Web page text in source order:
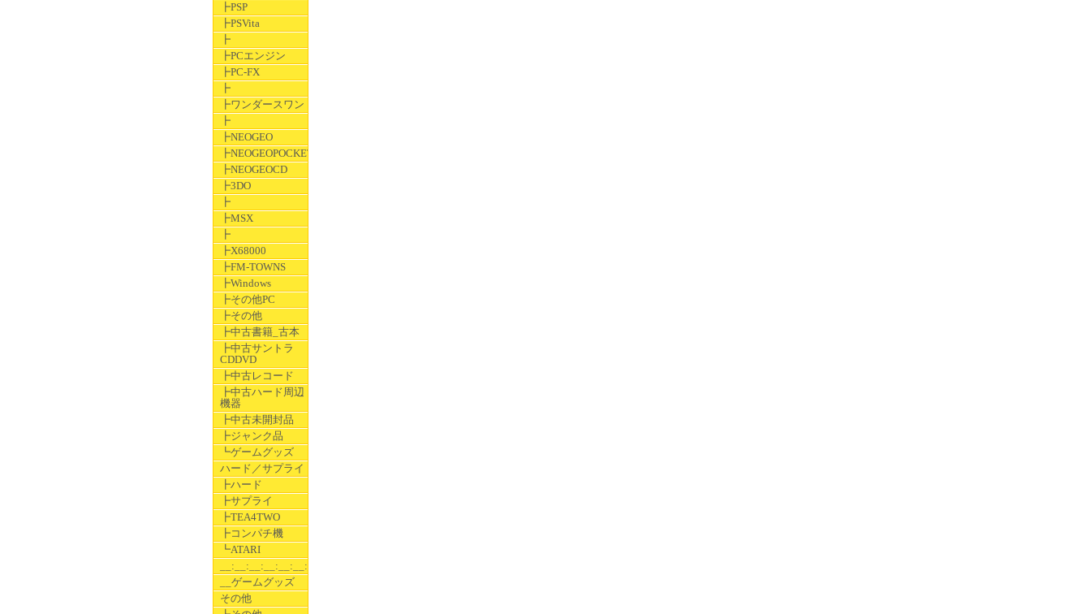
┣PSP
┣PSVita
┣
┣PCエンジン
┣PC-FX
┣
┣ワンダースワン
┣
┣NEOGEO
┣NEOGEOPOCKET
┣NEOGEOCD
┣3DO
┣
┣MSX
┣
┣X68000
┣FM-TOWNS
┣Windows
┣その他PC
┣その他
┣中古書籍_古本
┣中古サントラ
CDDVD
┣中古レコード
┣中古ハード周辺
機器
┣中古未開封品
┣ジャンク品
┗ゲームグッズ
ハード／サプライ
┣ハード
┣サプライ
┣TEA4TWO
┣コンパチ機
┗ATARI
__:__:__:__:__:__:__
__ゲームグッズ
その他